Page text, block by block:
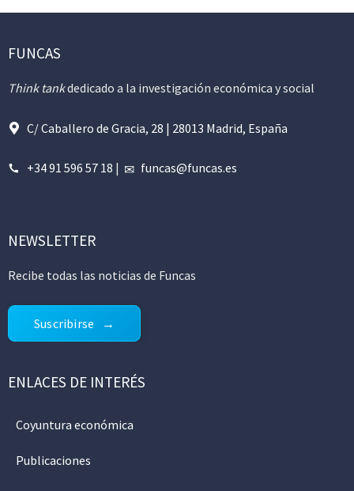
FUNCAS
Think tankdedicado a la investigación económica y social
C/ Caballero de Gracia, 28 | 28013 Madrid, España
+34 91 596 57 18 | funcas@funcas.es
NEWSLETTER
Recibe todas las noticias de Funcas
Suscribirse
ENLACES DE INTERÉS
Coyuntura económica
Publicaciones